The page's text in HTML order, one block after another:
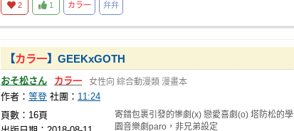
2 1 カラ一 弁弁
【カラ一】GEEKxGOTH
おそ松さん カラ一 女性向 綜合動漫類 漫畫本
作者： 等登 社團： 11:24
頁數：16頁
寄錯包裹引發的慘劇(x) 戀愛喜劇(o) 塔防松的學
園音樂劇paro，非兄弟設定